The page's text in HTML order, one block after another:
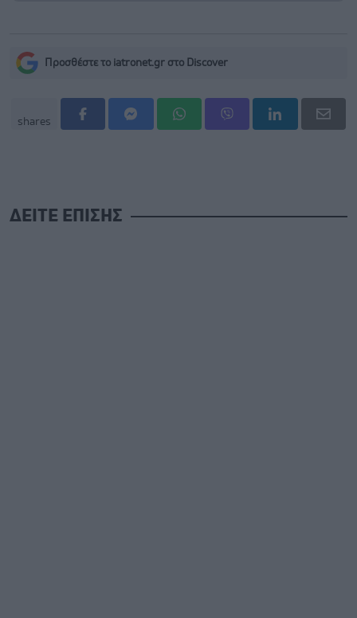
Προσθέστε το iatronet.gr στο Discover
shares
ΔΕΙΤΕ ΕΠΙΣΗΣ